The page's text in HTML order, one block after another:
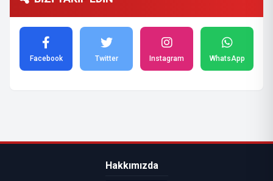
Facebook Twitter Instagram WhatsApp
Hakkımızda